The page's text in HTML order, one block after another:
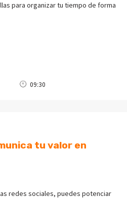
para organizar tu tiempo de forma
09:30
tu valor en
redes sociales, puedes potenciar